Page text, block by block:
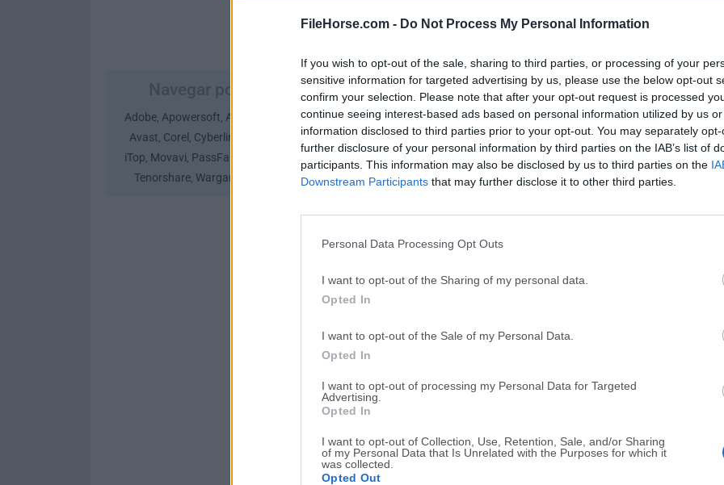
FileHorse.com - Do Not Process My Personal Information
If you wish to opt-out of the sale, sharing to third parties, or processing of your
sensitive information for targeted advertising by us, please use the below opt-out
confirm your selection. Please note that after your opt-out request is processed
continue seeing interest-based ads based on personal information utilized by us
information disclosed to third parties prior to your opt-out. You may separately
further disclosure of your personal information by third parties on the IAB’s list of
participants. This information may also be disclosed by us to third parties on the
Downstream Participants that may further disclose it to other third parties.
Personal Data Processing Opt Outs
I want to opt-out of the Sharing of my personal data.
Opted In
I want to opt-out of the Sale of my Personal Data.
Opted In
I want to opt-out of processing my Personal Data for Targeted
Advertising.
Opted In
I want to opt-out of Collection, Use, Retention, Sale, and/or Sharing
of my Personal Data that Is Unrelated with the Purposes for which it
was collected.
Opted Out
Navegar por Empresa
Adobe, Apowersoft, Ashampoo Autodesk,
Avast, Corel , Cyberlink iMyFone,
iTop, Movavi, PassFab
Tenorshare, Wargaming Wondershare
Todas las versiones antiguas distribuidas en nuestro
sin costo alguno.
Nos encantaría saber de ti
Si tienes alguna pregunta o idea que desees compartir
dirígete a nuestrapágina de contacto y háznoslo saber.
tu opinión!
Descargar Foobar2000 1.0.3